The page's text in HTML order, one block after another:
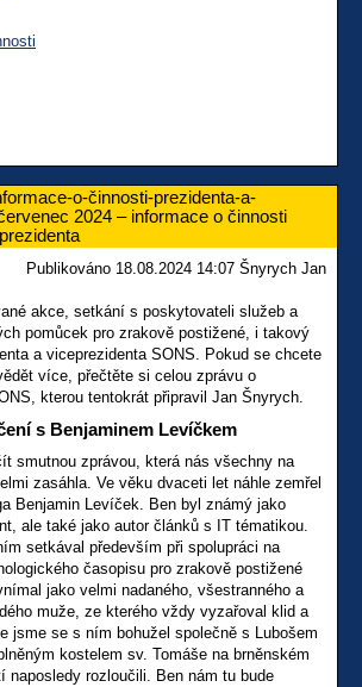
o-činnosti-prezidenta-a-
2024 – informace o činnosti
Publikováno 18.08.2024 14:07 Šnyrych Jan
akce, setkání s poskytovateli služeb a
pomůcek pro zrakově postižené, i takový
a viceprezidenta SONS. Pokud se chcete
více, přečtěte si celou zprávu o
kterou tentokrát připravil Jan Šnyrych.
s Benjaminem Levíčkem
smutnou zprávou, která nás všechny na
zasáhla. Ve věku dvaceti let náhle zemřel
Benjamin Levíček. Ben byl známý jako
ale také jako autor článků s IT tématikou.
setkával především při spolupráci na
časopisu pro zrakově postižené
jako velmi nadaného, všestranného a
muže, ze kterého vždy vyzařoval klid a
jsme se s ním bohužel společně s Lubošem
kostelem sv. Tomáše na brněnském
naposledy rozloučili. Ben nám tu bude